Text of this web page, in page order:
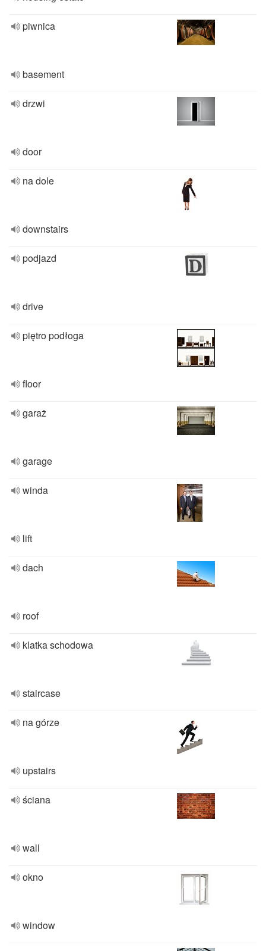
piwnica
basement
drzwi
door
na dole
downstairs
podjazd
drive
piętro podłoga
floor
garaż
garage
winda
lift
dach
roof
klatka schodowa
staircase
na górze
upstairs
ściana
wall
okno
window